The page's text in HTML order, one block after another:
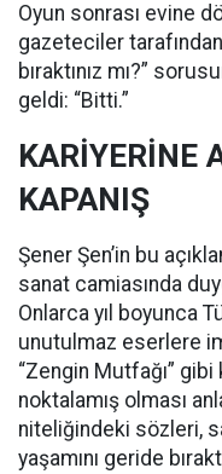
Oyun sonrası evine
gazeteciler
bıraktınız mı?”
geldi: “Bitti.”
KARİYERİNE
KAPANIŞ
Şener Şen’in bu
sanat camiasında
Onlarca yıl boyunca
unutulmaz eserlere
“Zengin Mutfağı”
noktalamış olması
niteliğindeki sözleri,
yaşamını geride